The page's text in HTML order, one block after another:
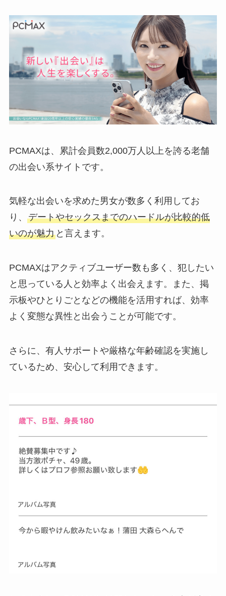
PCMAXは、累計会員数2,000万人以上を誇る老舗
の出会い系サイトです。
気軽な出会いを求めた男女が数多く利用してお
り、 デートやセックスまでのハードルが比較的低
いのが魅力と言えます。
PCMAXはアクティブユーザー数も多く、犯したい
と思っている人と効率よく出会えます。また、掲
示板やひとりごとなどの機能を活用すれば、効率
よく変態な異性と出会うことが可能です。
さらに、有人サポートや厳格な年齢確認を実施し
ているため、安心して利用できます。